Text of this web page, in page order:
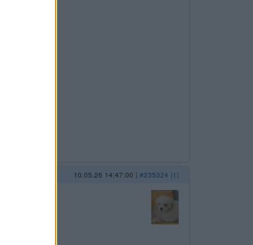
10.05.26 14:47:00 | #235324 (1)